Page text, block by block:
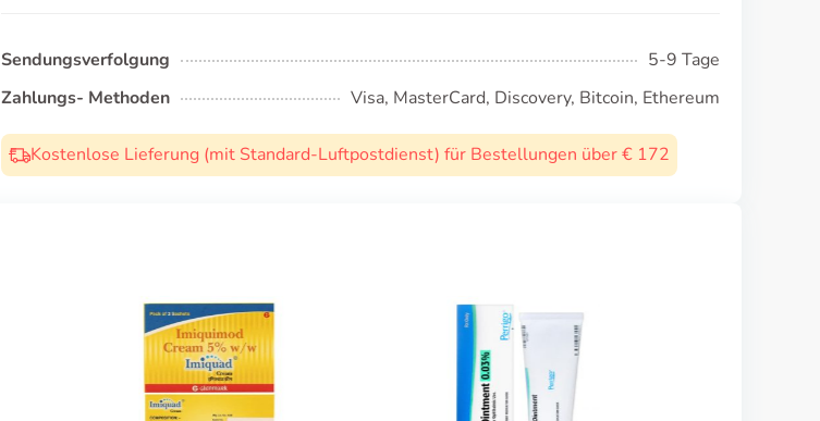
Sendungsverfolgung
5-9 Tage
Zahlungs- Methoden
Visa, MasterCard, Discovery, Bitcoin, Ethereum
Kostenlose Lieferung (mit Standard-Luftpostdienst) für Bestellungen über € 172